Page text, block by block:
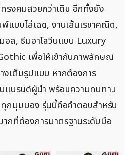
ทรงคมสวยกว่าเดิม อีกทั้งยัง
แบบไล่เฉด, งานเส้นเรขาคณิต,
อล, ธีมฮาโลวีนแบบ Luxury
เพื่อให้เข้ากับภาพลักษณ์
เต็มรูปแบบ หากต้องการ
แบรนด์ผู้นำ พร้อมความทนทาน
ทุกมุมมอง รุ่นนี้คือคำตอบสำหรับ
ากที่ต้องการมาตรฐานระดับมือ